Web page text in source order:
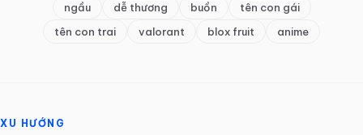
ngầu
dễ thương buồn
tên con gái
tên con trai
valorant blox fruit anime
XU HƯỚNG